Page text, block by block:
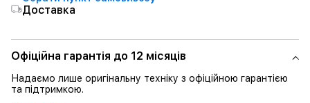
Доставка
Офіційна гарантія до 12 місяців
Надаємо лише оригінальну техніку з офіційною гарантією
та підтримкою.